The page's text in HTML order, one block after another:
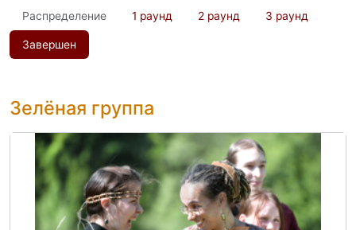
Распределение 1 раунд 2 раунд 3 раунд
Завершен
Зелёная группа